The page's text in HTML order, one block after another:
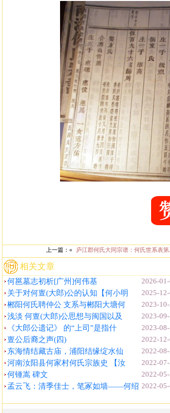
上一篇：« 庐江郡何氏大同宗谱：何氏世系表
相关文章
2026-
何邕墓志初析[广州]何伟基
2025-
关于对何亶(大郎)公的认知【何小明
2023-
郴阳何氏聘仲公 支系与郴阳大塘何
2023-
浅淡 何亶(大郎)公思想与闽国以及
2023-
《大郎公遗记》 的“上司”是指什
2022-
亶公后裔之声(四)
2022-
东海情结藏古庙，浦阳结缘绽水仙
2022-
河南汝阳县何家村何氏宗族史 【汝
2022-05-
何锺嵩 碑文
2022-
孟云飞：清季佳士，笔冢如墙——何绍